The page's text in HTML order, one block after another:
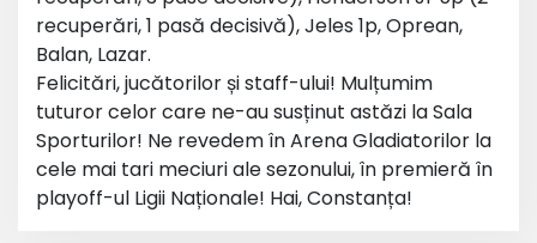
recuperări, 1 pasă decisivă), Jeles 1p, Oprean,
Balan, Lazar.
Felicitări, jucătorilor și staff-ului! Mulțumim
tuturor celor care ne-au susținut astăzi la Sala
Sporturilor! Ne revedem în Arena Gladiatorilor la
cele mai tari meciuri ale sezonului, în premieră în
playoff-ul Ligii Naționale! Hai, Constanța!